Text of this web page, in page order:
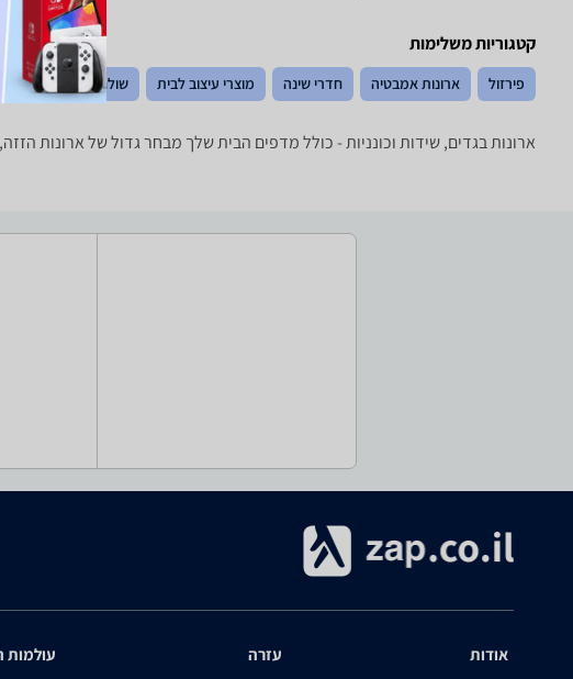
קטגוריות משלימות
פירזול ארונות אמבטיה חדרי שינה מוצרי עיצוב לבית שולחנות ופינות אוכל
ארונות בגדים, שידות וכונניות - ‏כולל מדפים ‏הבית שלך מבחר גדול של ארונות
אודות עזרה עולמות